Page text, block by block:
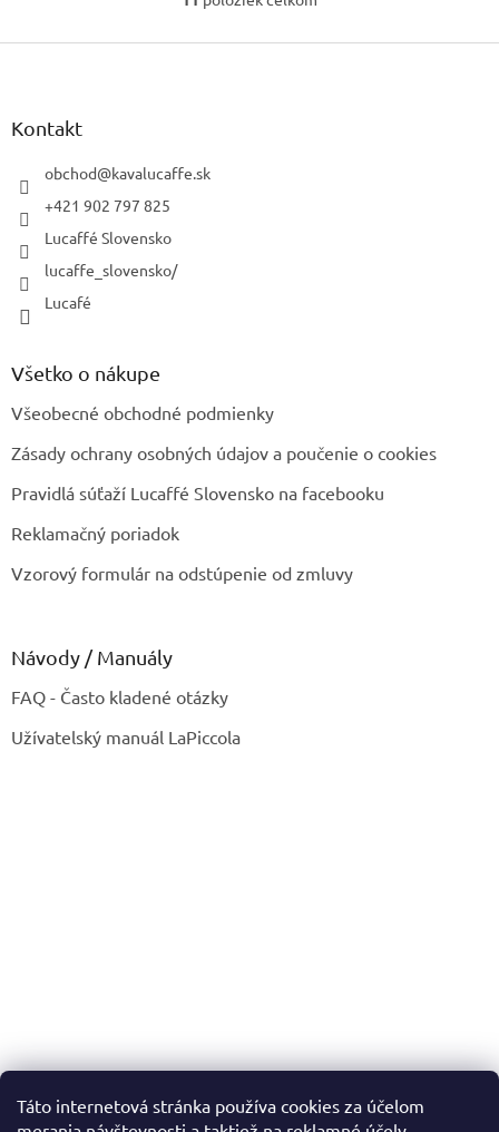
Táto internetová stránka používa cookies za účelom
O
l
u
Kontakt
obchod@kavalucaffe.sk
+421 902 797 825
Lucaffé Slovensko
lucaffe_slovensko/
Lucafé
Všetko o nákupe
Všeobecné obchodné podmienky
Zásady ochrany osobných údajov a poučenie o cookies
Pravidlá súťaží Lucaffé Slovensko na facebooku
Reklamačný poriadok
Vzorový formulár na odstúpenie od zmluvy
Návody / Manuály
FAQ - Často kladené otázky
Užívatelský manuál LaPiccola